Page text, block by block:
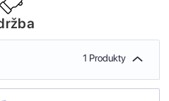
1 Produkty